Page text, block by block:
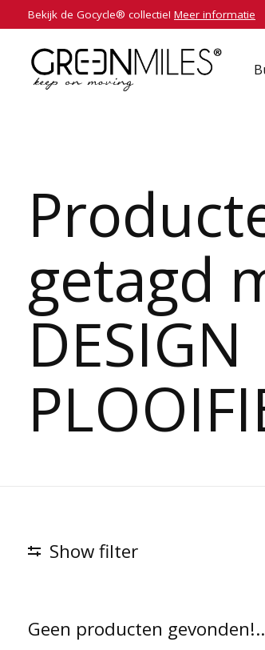
Bekijk de Gocycle® collectie! Meer informatie
getagd
DESIGN
Show filter
Geen producten